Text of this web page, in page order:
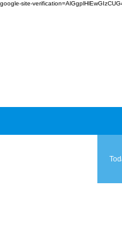
google-site-